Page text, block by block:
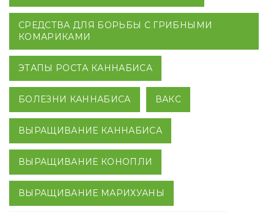
СРЕДСТВА ДЛЯ БОРЬБЫ С ГРИБНЫМИ
КОМАРИКАМИ
ЭТАПЫ РОСТА КАННАБИСА
БОЛЕЗНИ КАННАБИСА ВАКС
ВЫРАЩИВАНИЕ КАННАБИСА
ВЫРАЩИВАНИЕ КОНОПЛИ
ВЫРАЩИВАНИЕ МАРИХУАНЫ